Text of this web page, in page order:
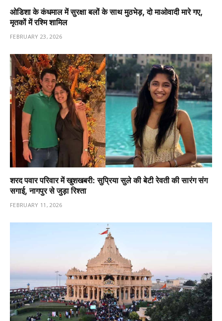
ओडिशा के कंधमाल में सुरक्षा बलों के साथ मुठभेड़, दो माओवादी मारे गए,
मृतकों में रश्मि शामिल
FEBRUARY 23, 2026
शरद पवार परिवार में खुशखबरी: सुप्रिया सुले की बेटी रेवती की सारंग संग
सगाई, नागपुर से जुड़ा रिश्ता
FEBRUARY 11, 2026